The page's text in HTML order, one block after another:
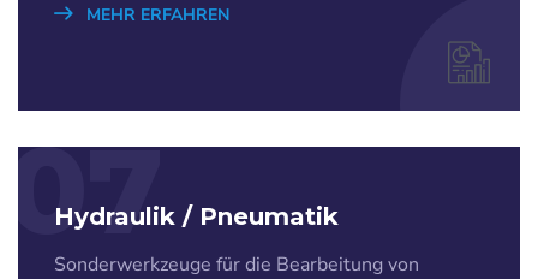
MEHR ERFAHREN
07
Hydraulik / Pneumatik
Sonderwerkzeuge für die Bearbeitung von